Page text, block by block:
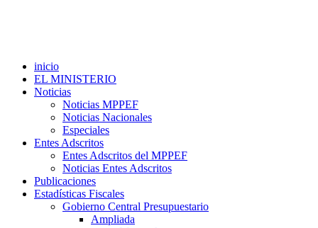
inicio
EL MINISTERIO
Noticias
Noticias MPPEF
Noticias Nacionales
Especiales
Entes Adscritos
Entes Adscritos del MPPEF
Noticias Entes Adscritos
Publicaciones
Estadísticas Fiscales
Gobierno Central Presupuestario
Ampliada